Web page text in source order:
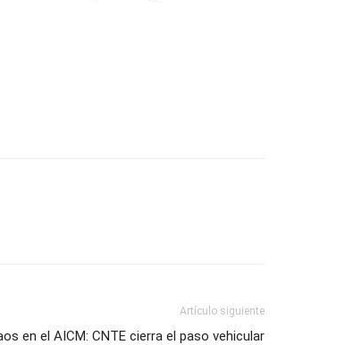
Artículo siguiente
en el AICM: CNTE cierra el paso vehicular